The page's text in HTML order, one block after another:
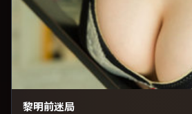
黎明前迷局